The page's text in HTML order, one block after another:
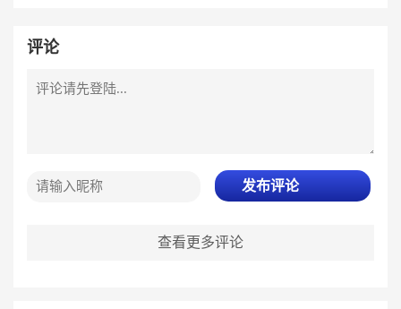
评论
发布评论
查看更多评论